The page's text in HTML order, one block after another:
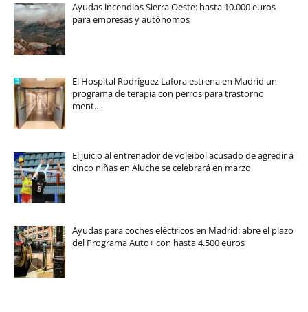
Ayudas incendios Sierra Oeste: hasta 10.000 euros
para empresas y autónomos
El Hospital Rodríguez Lafora estrena en Madrid un
programa de terapia con perros para trastorno
ment…
El juicio al entrenador de voleibol acusado de agredir a
cinco niñas en Aluche se celebrará en marzo
Ayudas para coches eléctricos en Madrid: abre el plazo
del Programa Auto+ con hasta 4.500 euros